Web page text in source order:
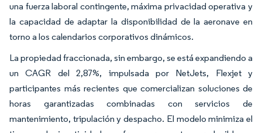
una fuerza laboral contingente, máxima privacidad operativa y
la capacidad de adaptar la disponibilidad de la aeronave en
torno a los calendarios corporativos dinámicos.
La propiedad fraccionada, sin embargo, se está expandiendo a
un CAGR del 2,87%, impulsada por NetJets, Flexjet y
participantes más recientes que comercializan soluciones de
horas garantizadas combinadas con servicios de
mantenimiento, tripulación y despacho. El modelo minimiza el